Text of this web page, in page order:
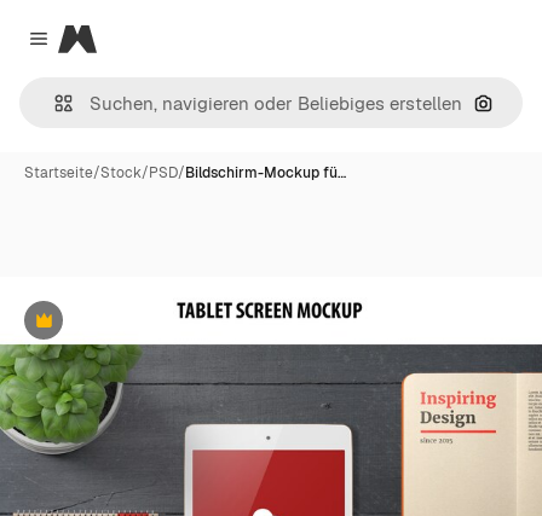
Close menu
Magnific
Nach
Startseite/Stock/PSD/Bildschirm-Mockup fü…
Premium